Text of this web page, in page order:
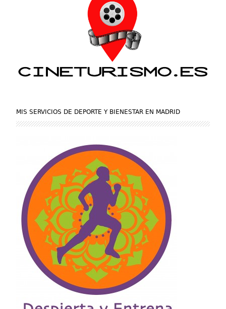
MIS SERVICIOS DE DEPORTE Y BIENESTAR EN MADRID